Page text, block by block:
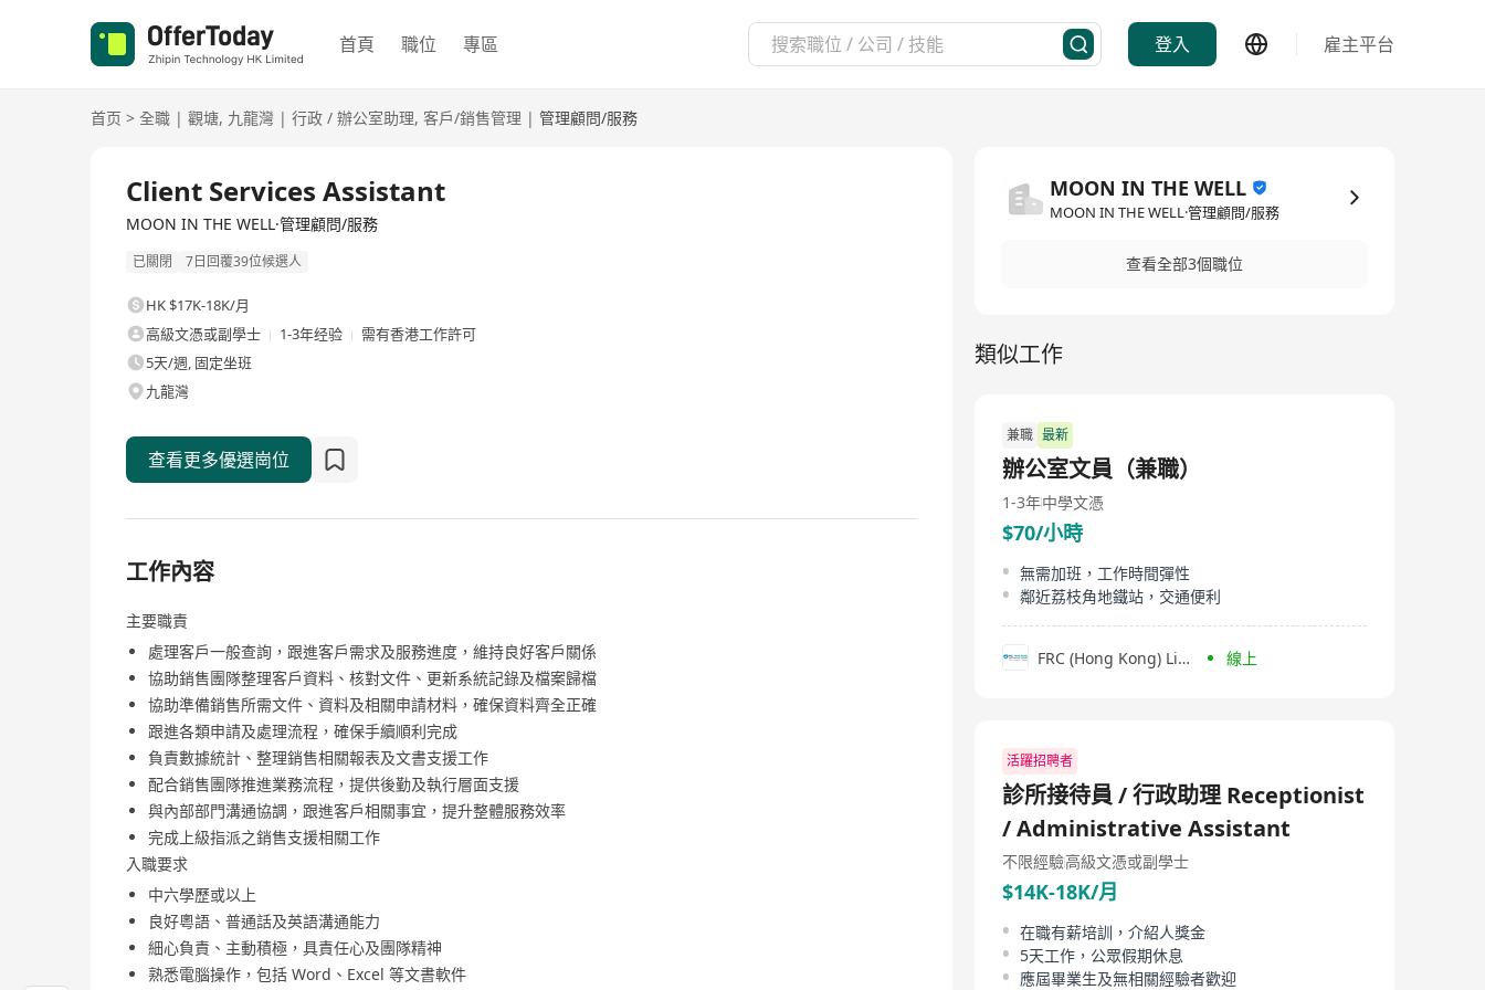
首頁 職位 專區 登入 雇主平台
首页 > 全職 | 觀塘, 九龍灣 | 行政 / 辦公室助理, 客戶/銷售管理 | 管理顧問/服務
Client Services Assistant
MOON IN THE WELL·管理顧問/服務
已關閉 7日回覆39位候選人
HK $17K-18K/月
高級文憑或副學士
1-3年经验
需有香港工作許可
5天/週, 固定坐班
九龍灣
查看更多優選崗位
工作內容
主要職責
處理客戶一般查詢，跟進客戶需求及服務進度，維持良好客戶關係
協助銷售團隊整理客戶資料、核對文件、更新系統記錄及檔案歸檔
協助準備銷售所需文件、資料及相關申請材料，確保資料齊全正確
跟進各類申請及處理流程，確保手續順利完成
負責數據統計、整理銷售相關報表及文書支援工作
配合銷售團隊推進業務流程，提供後勤及執行層面支援
與內部部門溝通協調，跟進客戶相關事宜，提升整體服務效率
完成上級指派之銷售支援相關工作
入職要求
中六學歷或以上
良好粵語、普通話及英語溝通能力
細心負責、主動積極，具責任心及團隊精神
熟悉電腦操作，包括 Word、Excel 等文書軟件
MOON IN THE WELL
MOON IN THE WELL·管理顧問/服務
查看全部3個職位
類似工作
兼職 最新
辦公室文員（兼職）
1-3年中學文憑
$70/小時
無需加班，工作時間彈性
鄰近荔枝角地鐵站，交通便利
FRC (Hong Kong) Limited 線上
活躍招聘者
診所接待員 / 行政助理 Receptionist
/ Administrative Assistant
不限經驗高級文憑或副學士
$14K-18K/月
在職有薪培訓，介紹人獎金
5天工作，公眾假期休息
應屆畢業生及無相關經驗者歡迎